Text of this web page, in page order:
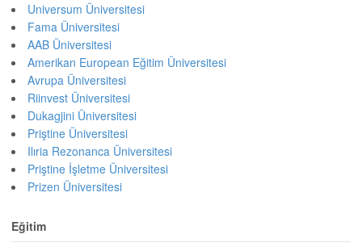
Universum Üniversitesi
Fama Üniversitesi
AAB Üniversitesi
Amerikan European Eğitim Üniversitesi
Avrupa Üniversitesi
Riinvest Üniversitesi
Dukagjini Üniversitesi
Priştine Üniversitesi
Ilıria Rezonanca Üniversitesi
Priştine İşletme Üniversitesi
Prizen Üniversitesi
Eğitim